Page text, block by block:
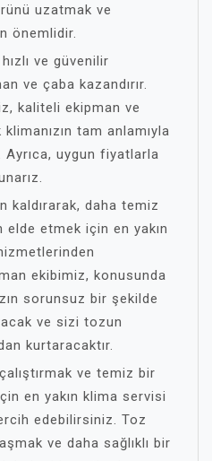
uzatmak ve
önemlidir.
ve güvenilir
ve çaba kazandırır.
kaliteli ekipman ve
tam anlamıyla
uygun fiyatlarla
kaldırarak, daha temiz
elde etmek için en yakın
ekibimiz, konusunda
sorunsuz bir şekilde
ve sizi tozun
kurtaracaktır.
ve temiz bir
en yakın klima servisi
edebilirsiniz. Toz
ve daha sağlıklı bir